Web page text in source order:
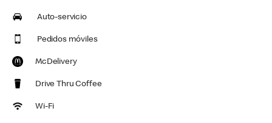
Auto-servicio
Pedidos móviles
McDelivery
Drive Thru Coffee
Wi-Fi